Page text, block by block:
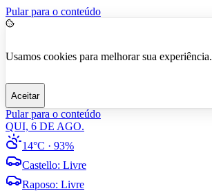
Pular para o conteúdo
Usamos cookies para melhorar sua experiência.
Aceitar
Pular para o conteúdo
QUI, 6 DE AGO.
14°C · 93%
Castello: Livre
Raposo: Livre